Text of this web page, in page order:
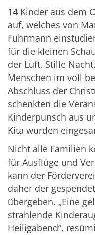
14 Kinder aus dem
auf, welches von
Fuhrmann
für die kleinen
der Luft. Stille
Menschen im voll
Abschluss der
schenkten die
Kinderpunsch aus
Kita wurden
Nicht alle Familien
für Ausflüge und
kann der
daher der
übergeben. „Eine
strahlende
Heiligabend“,